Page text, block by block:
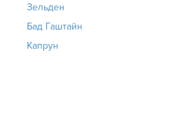
Зельден
Бад Гаштайн
Капрун